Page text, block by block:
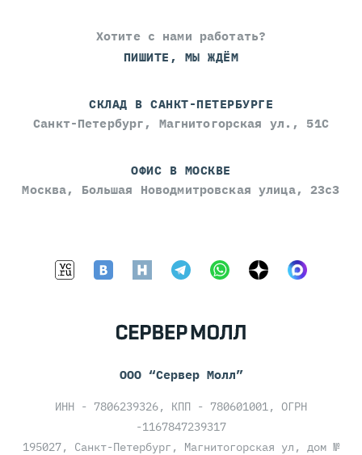
Хотите с нами работать?
ПИШИТЕ, МЫ ЖДЁМ
СКЛАД В САНКТ-ПЕТЕРБУРГЕ
Санкт-Петербург, Магнитогорская ул., 51С
ОФИС В МОСКВЕ
Москва, Большая Новодмитровская улица, 23с3
ООО “Сервер Молл”
ИНН - 7806239326, КПП - 780601001, ОГРН
-1167847239317
195027, Санкт-Петербург, Магнитогорская ул, дом №